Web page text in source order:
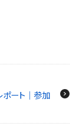
ポート｜参加